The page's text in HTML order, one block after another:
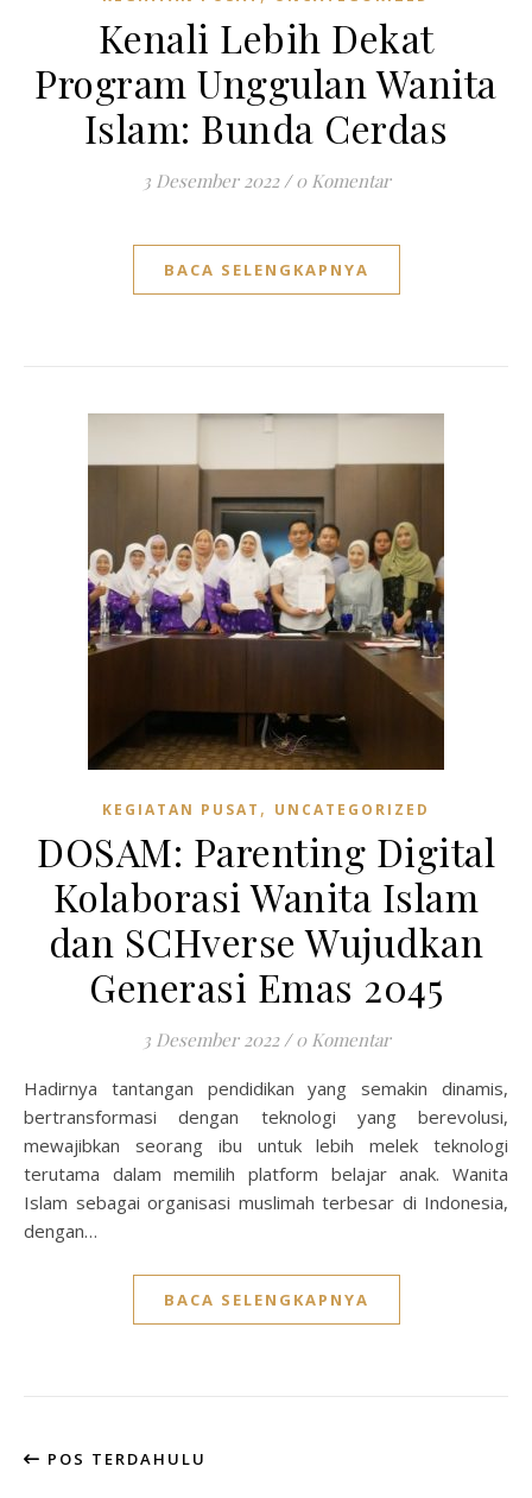
Kenali Lebih Dekat
Program Unggulan Wanita
Islam: Bunda Cerdas
3 Desember 2022 / 0 Komentar
BACA SELENGKAPNYA
KEGIATAN PUSAT , UNCATEGORIZED
DOSAM: Parenting Digital
Kolaborasi Wanita Islam
dan SCHverse Wujudkan
Generasi Emas 2045
3 Desember 2022 / 0 Komentar
Hadirnya tantangan pendidikan yang semakin dinamis,
bertransformasi dengan teknologi yang berevolusi,
mewajibkan seorang ibu untuk lebih melek teknologi
terutama dalam memilih platform belajar anak. Wanita
Islam sebagai organisasi muslimah terbesar di Indonesia,
dengan…
BACA SELENGKAPNYA
POS TERDAHULU